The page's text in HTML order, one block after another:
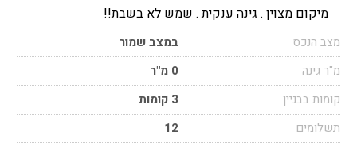
מיקום מצוין . גינה ענקית . שמש לא בשבת!!
מצב הנכס
במצב שמור
מ"ר גינה
0 מ"ר
קומות בבניין
3 קומות
תשלומים
12